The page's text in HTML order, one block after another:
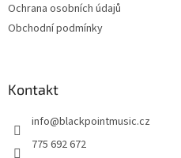
Ochrana osobních údajů
Obchodní podmínky
Kontakt
info@blackpointmusic.cz
775 692 672